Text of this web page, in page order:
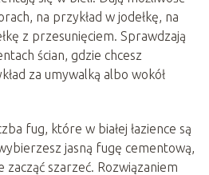
na przykład w jodełkę, na
z przesunięciem. Sprawdzają
ścian, gdzie chcesz
za umywalką albo wokół
fug, które w białej łazience są
jasną fugę cementową,
szarzeć. Rozwiązaniem